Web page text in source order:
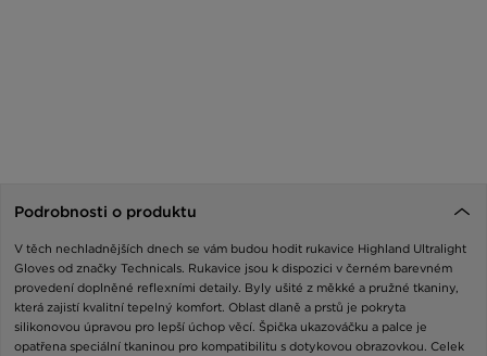
Podrobnosti o produktu
V těch nechladnějších dnech se vám budou hodit rukavice Highland Ultralight
Gloves od značky Technicals. Rukavice jsou k dispozici v černém barevném
provedení doplněné reflexními detaily. Byly ušité z měkké a pružné tkaniny,
která zajistí kvalitní tepelný komfort. Oblast dlaně a prstů je pokryta
silikonovou úpravou pro lepší úchop věcí. Špička ukazováčku a palce je
opatřena speciální tkaninou pro kompatibilitu s dotykovou obrazovkou. Celek